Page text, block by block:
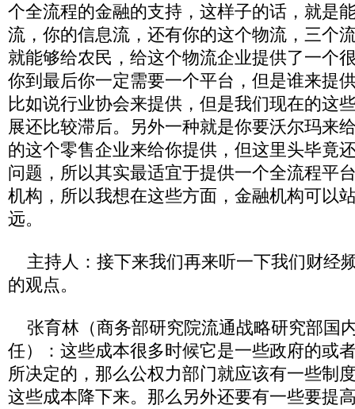
个全流程的金融的支持，这样子的话，就是
流，你的信息流，还有你的这个物流，三个
就能够给农民，给这个物流企业提供了一个
你到最后你一定需要一个平台，但是谁来提
比如说行业协会来提供，但是我们现在的这
展还比较滞后。另外一种就是你要沃尔玛来
的这个零售企业来给你提供，但这里头毕竟
问题，所以其实最适宜于提供一个全流程平
机构，所以我想在这些方面，金融机构可以
远。
主持人：接下来我们再来听一下我们财经
的观点。
张育林（商务部研究院流通战略研究部国
任）：这些成本很多时候它是一些政府的或
所决定的，那么公权力部门就应该有一些制
这些成本降下来。那么另外还要有一些要提